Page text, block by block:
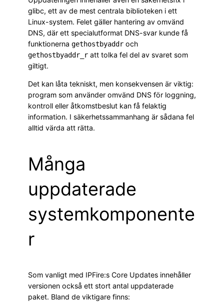
glibc, ett av de mest centrala biblioteken i ett
Linux-system. Felet gäller hantering av omvänd
DNS, där ett specialutformat DNS-svar kunde få
funktionerna gethostbyaddr och
gethostbyaddr_r att tolka fel del av svaret som
giltigt.
Det kan låta tekniskt, men konsekvensen är viktig:
program som använder omvänd DNS för loggning,
kontroll eller åtkomstbeslut kan få felaktig
information. I säkerhetssammanhang är sådana fel
alltid värda att rätta.
Många
uppdaterade
systemkomponente
r
Som vanligt med IPFire:s Core Updates innehåller
versionen också ett stort antal uppdaterade
paket. Bland de viktigare finns: